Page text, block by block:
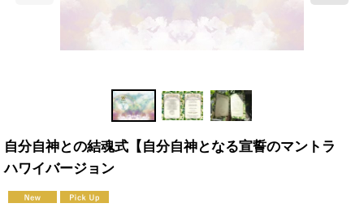
自分自神との結魂式【自分自神となる宣誓のマントラ
ハワイバージョン